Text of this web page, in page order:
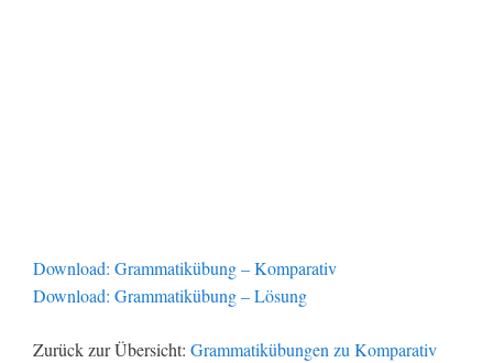
Download: Grammatikübung – Komparativ
Download: Grammatikübung – Lösung
Zurück zur Übersicht: Grammatikübungen zu Komparativ